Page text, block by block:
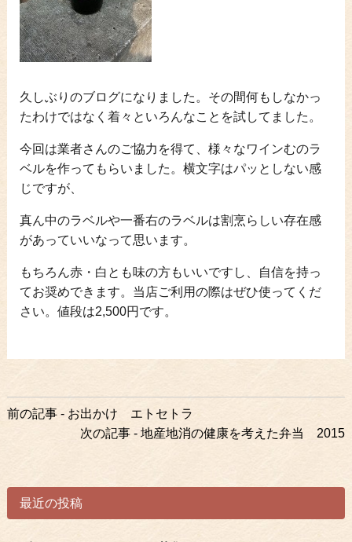
久しぶりのブログになりました。その間何もしなかっ
たわけではなく着々といろんなことを試してました。
今回は業者さんのご協力を得て、様々なワインむのラ
ベルを作ってもらいました。横文字はパッとしない感
じですが、
真ん中のラベルや一番右のラベルは割烹らしい存在感
があっていいなって思います。
もちろん赤・白とも味の方もいいですし、自信を持っ
てお奨めできます。当店ご利用の際はぜひ使ってくだ
さい。値段は2,500円です。
前
事
の
前の記事 - お出かけ エトセトラ
次の記事 - 地産地消の健康を考えた弁当 2015
最近の投稿